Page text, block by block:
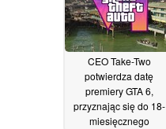
18/05/2026
CEO Take-Two
potwierdza datę
premiery GTA 6,
przyznając się do 18-
miesięcznego